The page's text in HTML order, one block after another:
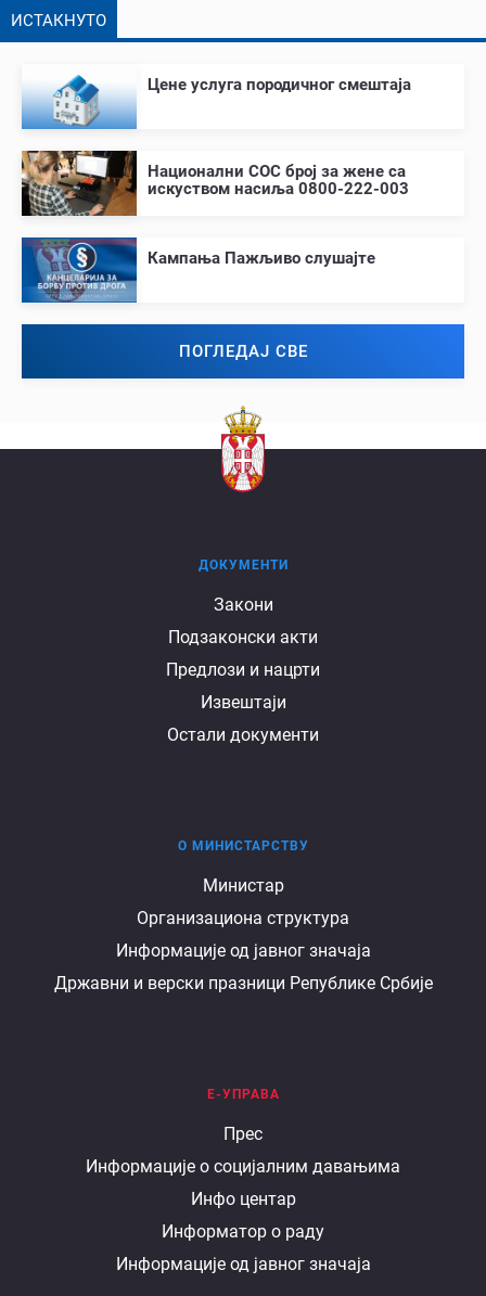
ИСТАКНУТО
Цене услуга породичног смештаја
Национални СОС број за жене са
искуством насиља 0800-222-003
Кампања Пажљиво слушајте
ПОГЛЕДАЈ СВЕ
ДОКУМЕНТИ
Закони
Подзаконски акти
Предлози и нацрти
Извештаји
Остали документи
министарству
О МИНИСТАРСТВУ
Министар
Организациона структура
Информације од јавног значаја
Државни и верски празници Републике Србије
Е-УПРАВА
Прес
Информације о социјалним давањима
Инфо центар
Информатор о раду
Информације од јавног значаја